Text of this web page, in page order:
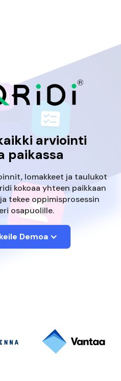
arviointi
paikassa
lomakkeet ja taulukot
kokoaa yhteen paikkaan
tekee oppimisprosessin
osapuolille.
Demoa